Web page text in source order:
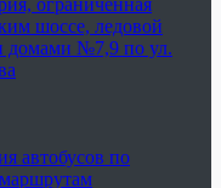
ограниченная
шоссе, ледовой
домами №7,9 по ул.
автобусов по